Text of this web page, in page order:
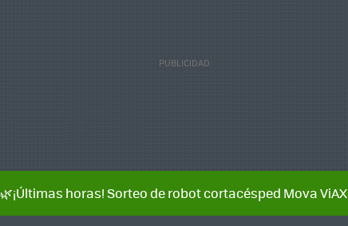
🌿¡Últimas horas! Sorteo de robot cortacésped Mova ViAX